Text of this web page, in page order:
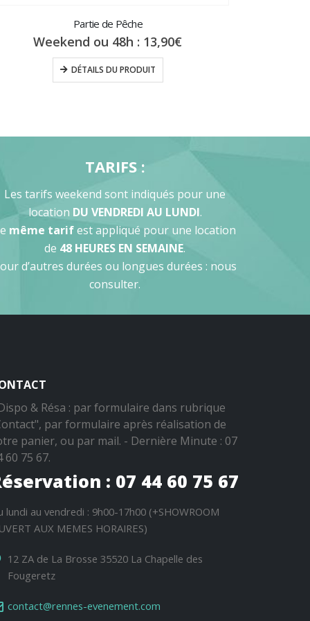
Partie de Pêche
Weekend ou 48h : 13,90€
DÉTAILS DU PRODUIT
TARIFS :
Les tarifs weekend sont indiqués pour une
location DU VENDREDI AU LUNDI.
même tarifest appliqué pour une location
de 48 HEURES EN SEMAINE.
d’autres durées ou longues durées : nous
consulter.
& Résa : par formulaire dans rubrique
par formulaire après réalisation de
panier, ou par mail. - Dernière Minute : 07
60 75 67.
: 07 44 60 75 67
lundi au vendredi : 9h00-17h00 (+SHOWROOM
AUX MEMES HORAIRES)
12 ZA de La Brosse 35520 La Chapelle des
Fougeretz
contact@rennes-evenement.com